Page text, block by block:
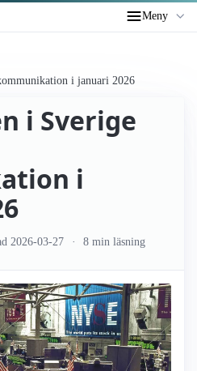
Meny
i januari 2026
i Sverige
i
2026-03-27 8 min läsning